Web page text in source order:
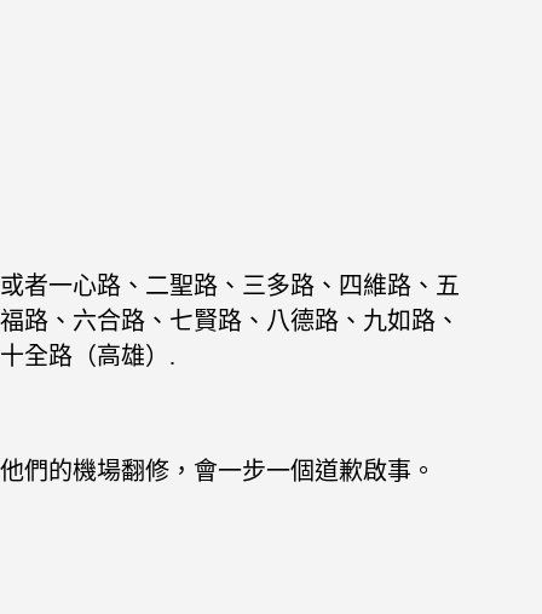
或者一心路、二聖路、三多路、四維路、五
福路、六合路、七賢路、八德路、九如路、
十全路（高雄）.
他們的機場翻修，會一步一個道歉啟事。